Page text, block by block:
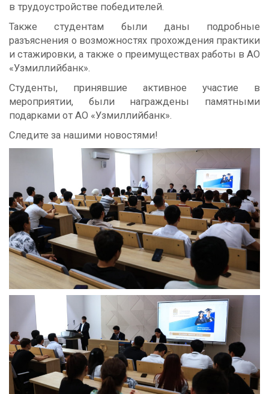
в трудоустройстве победителей.
Также студентам были даны подробные
разъяснения о возможностях прохождения практики
и стажировки, а также о преимуществах работы в АО
«Узмиллийбанк».
Студенты, принявшие активное участие в
мероприятии, были награждены памятными
подарками от АО «Узмиллийбанк».
Следите за нашими новостями!